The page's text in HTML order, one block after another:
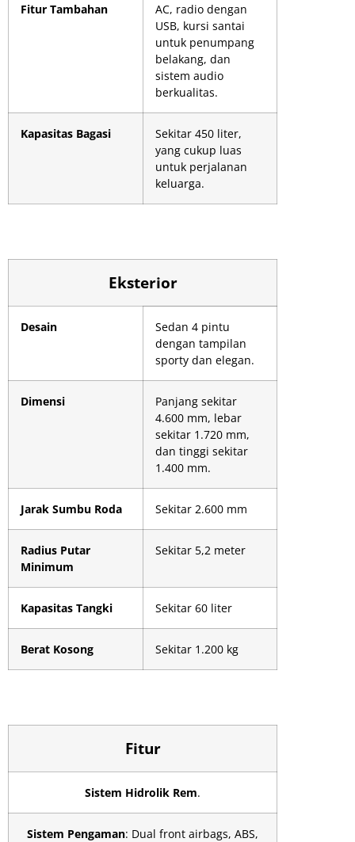
Fitur Tambahan
AC, radio dengan
USB, kursi santai
untuk penumpang
belakang, dan
sistem audio
berkualitas.
Kapasitas Bagasi
Sekitar 450 liter,
yang cukup luas
untuk perjalanan
keluarga.
Eksterior
Desain
Sedan 4 pintu
dengan tampilan
sporty dan elegan.
Dimensi
Panjang sekitar
4.600 mm, lebar
sekitar 1.720 mm,
dan tinggi sekitar
1.400 mm.
Jarak Sumbu Roda Sekitar 2.600 mm
Radius Putar
Minimum
Sekitar 5,2 meter
Kapasitas Tangki Sekitar 60 liter
Berat Kosong Sekitar 1.200 kg
Fitur
Sistem Hidrolik Rem.
Sistem Pengaman: Dual front airbags, ABS,